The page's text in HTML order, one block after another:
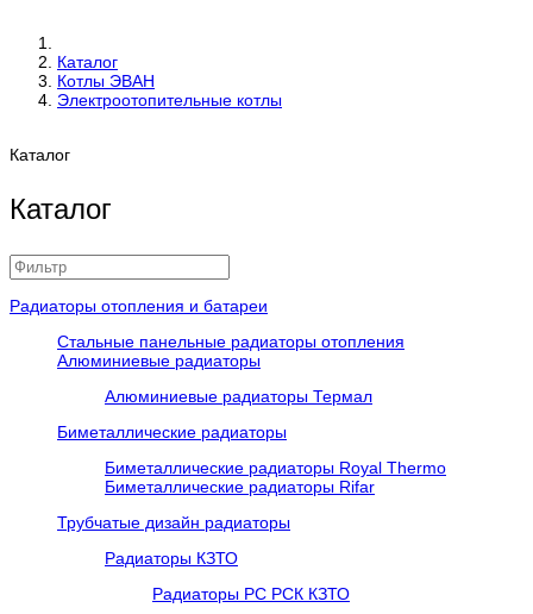
Каталог
Котлы ЭВАН
Электроотопительные котлы
Каталог
Каталог
Радиаторы отопления и батареи
Стальные панельные радиаторы отопления
Алюминиевые радиаторы
Алюминиевые радиаторы Термал
Биметаллические радиаторы
Биметаллические радиаторы Royal Thermo
Биметаллические радиаторы Rifar
Трубчатые дизайн радиаторы
Радиаторы КЗТО
Радиаторы РС РСК КЗТО